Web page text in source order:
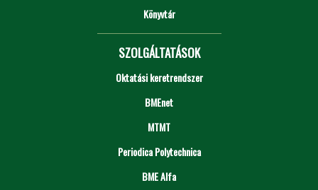
Könyvtár
SZOLGÁLTATÁSOK
Oktatási keretrendszer
BMEnet
MTMT
Periodica Polytechnica
BME Alfa